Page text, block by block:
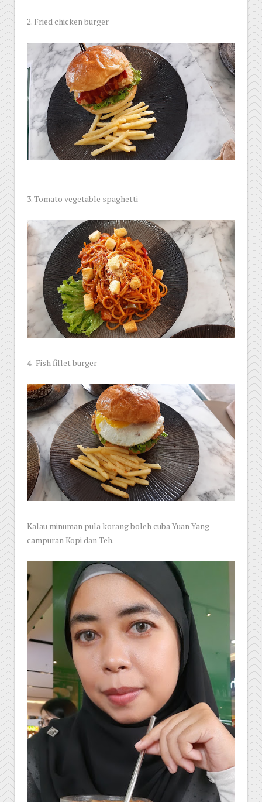
2. Fried chicken burger
3. Tomato vegetable spaghetti
4. Fish fillet burger
Kalau minuman pula korang boleh cuba Yuan Yang
campuran Kopi dan Teh.